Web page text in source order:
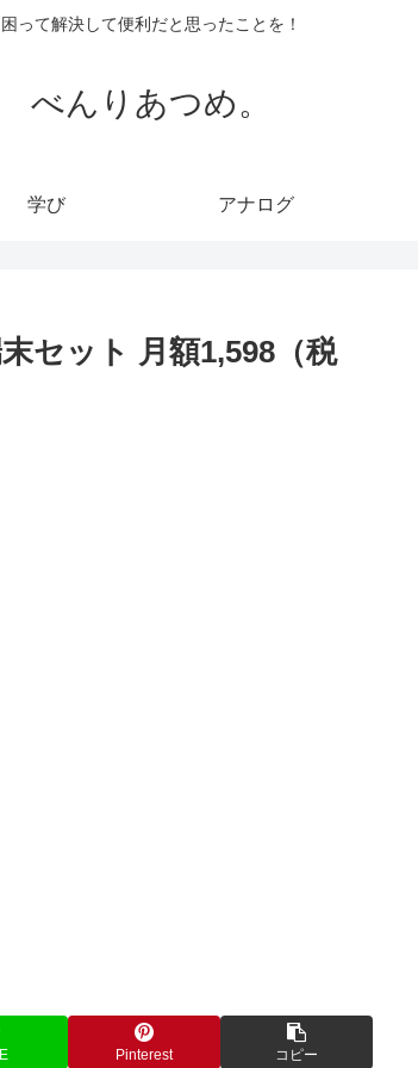
困って解決して便利だと思ったことを！
べんりあつめ。
学び アナログ
セット 月額1,598（税
Pinterest コピー